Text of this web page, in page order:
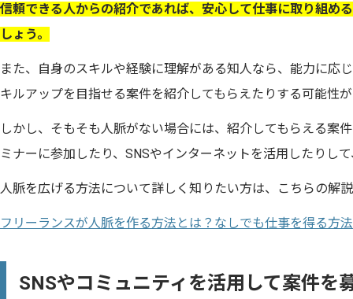
信頼できる人からの紹介であれば、安心して仕事に取り組め
しょう。
また、自身のスキルや経験に理解がある知人なら、能力に応
キルアップを目指せる案件を紹介してもらえたりする可能性
しかし、そもそも人脈がない場合には、紹介してもらえる案
ミナーに参加したり、SNSやインターネットを活用したりし
人脈を広げる方法について詳しく知りたい方は、こちらの解
フリーランスが人脈を作る方法とは？なしでも仕事を得る方
SNSやコミュニティを活用して案件を